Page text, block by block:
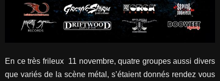
En ce très frileux 11 novembre, quatre groupes aussi divers
que variés de la scène métal, s’étaient donnés rendez vous